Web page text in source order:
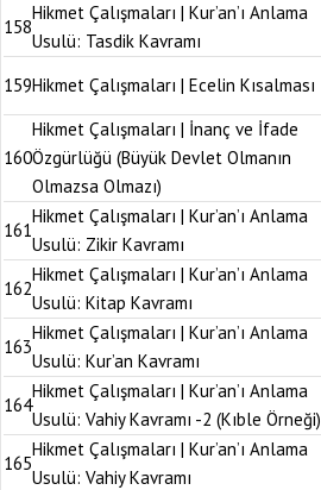
158
Hikmet Çalışmaları | Kur’an’ı Anlama
Usulü: Tasdik Kavramı
159Hikmet Çalışmaları | Ecelin Kısalması
160
Hikmet Çalışmaları | İnanç ve İfade
Özgürlüğü (Büyük Devlet Olmanın
Olmazsa Olmazı)
161
Hikmet Çalışmaları | Kur’an’ı Anlama
Usulü: Zikir Kavramı
162
Hikmet Çalışmaları | Kur’an’ı Anlama
Usulü: Kitap Kavramı
163
Hikmet Çalışmaları | Kur’an’ı Anlama
Usulü: Kur’an Kavramı
164
Hikmet Çalışmaları | Kur’an’ı Anlama
Usulü: Vahiy Kavramı -2 (Kıble Örneği)
165
Hikmet Çalışmaları | Kur’an’ı Anlama
Usulü: Vahiy Kavramı